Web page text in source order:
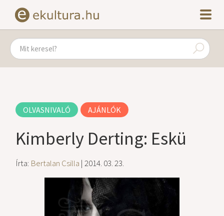
OLVASNIVALÓ AJÁNLÓK
Kimberly Derting: Eskü
Írta: Bertalan Csilla | 2014. 03. 23.